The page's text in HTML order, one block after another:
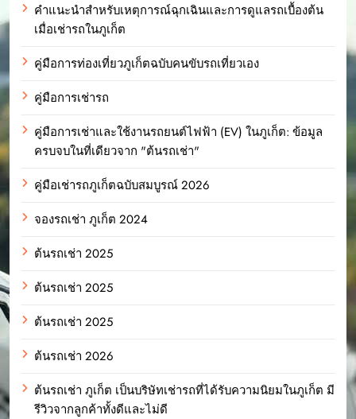
คำแนะนำสำหรับเหตุการณ์ฉุกเฉินและการดูแลรถเบื้องต้น
เมื่อเช่ารถในภูเก็ต
คู่มือการท่องเที่ยวภูเก็ตฉบับคนขับรถเที่ยวเอง
คู่มือการเช่ารถ
คู่มือการเช่าและใช้งานรถยนต์ไฟฟ้า (EV) ในภูเก็ต: ข้อมูล
ครบจบในที่เดียวจาก "ต้นรถเช่า"
คู่มือเช่ารถภูเก็ตฉบับสมบูรณ์ 2026
จองรถเช่า ภูเก็ต 2024
ต้นรถเช่า 2025
ต้นรถเช่า 2025
ต้นรถเช่า 2025
ต้นรถเช่า 2026
ต้นรถเช่า ภูเก็ต เป็นบริษัทเช่ารถที่ได้รับความนิยมในภูเก็ต มี
รีวิวจากลูกค้าทั้งดีและไม่ดี